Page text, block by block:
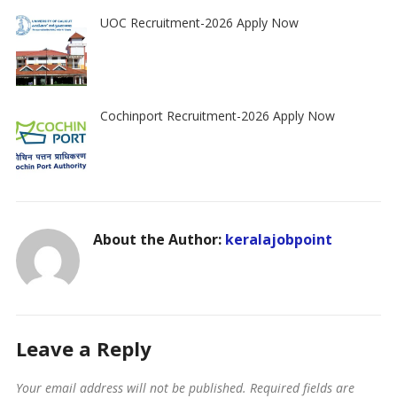
UOC Recruitment-2026 Apply Now
Cochinport Recruitment-2026 Apply Now
About the Author: keralajobpoint
Leave a Reply
Your email address will not be published. Required fields are